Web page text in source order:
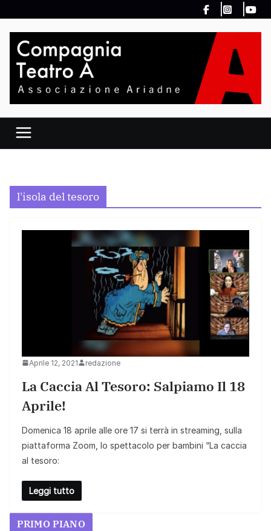
al
l'isola del tesoro
Aprile 12, 2021 redazione
La Caccia Al Tesoro: Salpiamo Il 18
Aprile!
Domenica 18 aprile alle ore 17 si terrà in streaming, sulla
piattaforma Zoom, lo spettacolo per bambini “La caccia
al tesoro:
Leggi tutto
PRIMO PIANO